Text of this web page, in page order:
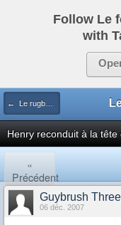
Follow Le
with
← Le rugby international
Henry reconduit à la tête
«
Précédent
Guybrush
06 déc. 2007